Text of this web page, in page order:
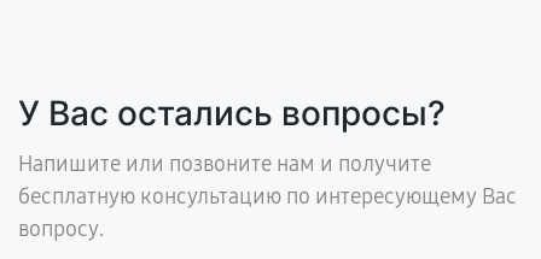
У Вас остались вопросы?
Напишите или позвоните нам и получите
бесплатную консультацию по интересующему Вас
вопросу.